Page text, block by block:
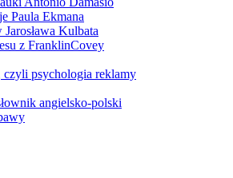
Paula Ekmana
Kulbata
z FranklinCovey
czyli psychologia reklamy
angielsko-polski